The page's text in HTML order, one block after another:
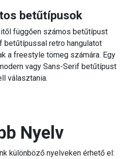
betűtípusok
függően számos betűtípust
betűtípussal retro hangulatot
a freestyle tömeg számára. Egy
vagy Sans-Serif betűtípust
választania.
Nyelv
különböző nyelveken érhető el: